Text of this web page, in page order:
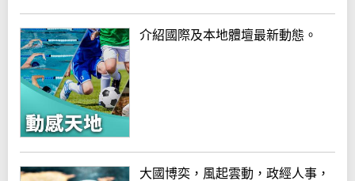
介紹國際及本地體壇最新動態。
大國博奕，風起雲動，政經人事，